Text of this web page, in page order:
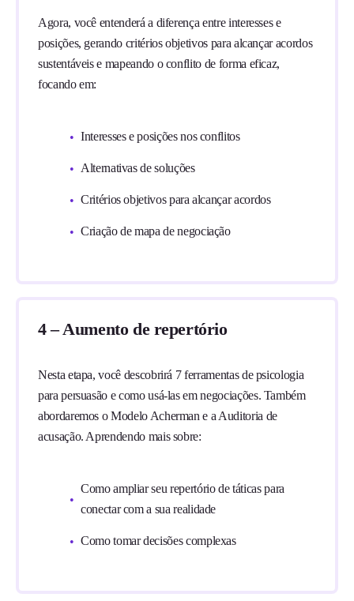
Agora, você entenderá a diferença entre interesses e
posições, gerando critérios objetivos para alcançar acordos
sustentáveis e mapeando o conflito de forma eficaz,
focando em:
Interesses e posições nos conflitos
Alternativas de soluções
Critérios objetivos para alcançar acordos
Criação de mapa de negociação
4 – Aumento de repertório
Nesta etapa, você descobrirá 7 ferramentas de psicologia
para persuasão e como usá-las em negociações. Também
abordaremos o Modelo Acherman e a Auditoria de
acusação. Aprendendo mais sobre:
Como ampliar seu repertório de táticas para
conectar com a sua realidade
Como tomar decisões complexas